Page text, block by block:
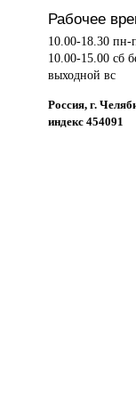
Рабочее
10.00-18.30 пн-
10.00-15.00 сб
выходной вс
Россия, г.
индекс 454091